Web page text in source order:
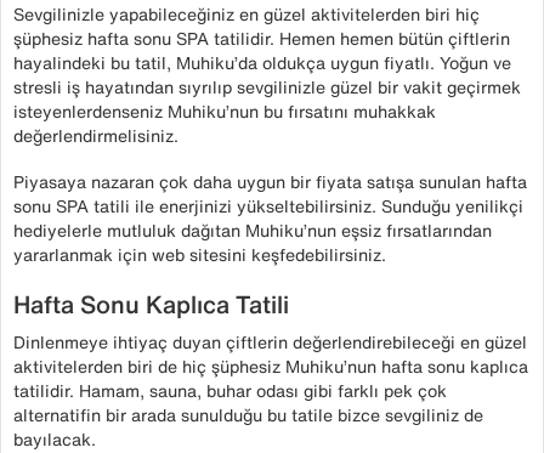
Sevgilinizle yapabileceğiniz en güzel aktivitelerden biri hiç
şüphesiz hafta sonu SPA tatilidir. Hemen hemen bütün çiftlerin
hayalindeki bu tatil, Muhiku’da oldukça uygun fiyatlı. Yoğun ve
stresli iş hayatından sıyrılıp sevgilinizle güzel bir vakit geçirmek
isteyenlerdenseniz Muhiku’nun bu fırsatını muhakkak
değerlendirmelisiniz.
Piyasaya nazaran çok daha uygun bir fiyata satışa sunulan hafta
sonu SPA tatili ile enerjinizi yükseltebilirsiniz. Sunduğu yenilikçi
hediyelerle mutluluk dağıtan Muhiku’nun eşsiz fırsatlarından
yararlanmak için web sitesini keşfedebilirsiniz.
Hafta Sonu Kaplıca Tatili
Dinlenmeye ihtiyaç duyan çiftlerin değerlendirebileceği en güzel
aktivitelerden biri de hiç şüphesiz Muhiku’nun hafta sonu kaplıca
tatilidir. Hamam, sauna, buhar odası gibi farklı pek çok
alternatifin bir arada sunulduğu bu tatile bizce sevgiliniz de
bayılacak.